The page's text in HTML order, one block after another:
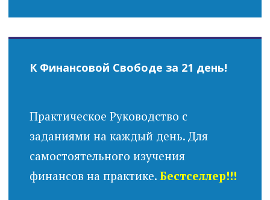
К Финансовой Свободе за 21 день!
Практическое Руководство с
заданиями на каждый день. Для
самостоятельного изучения
финансов на практике. Бестселлер!!!